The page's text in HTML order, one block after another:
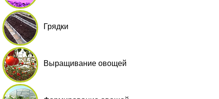
Грядки
Выращивание овощей